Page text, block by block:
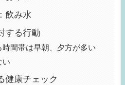
飲み水
する行動
時間帯は早朝、夕方が多い
い
健康チェック